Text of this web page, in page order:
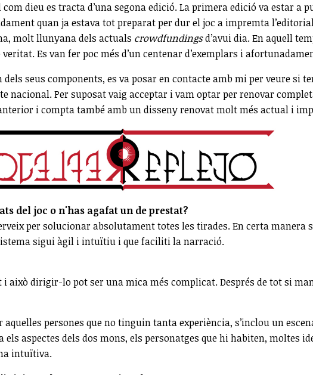
dieu es tracta d’una segona edició. La primera edició va estar a
quan ja estava tot preparat per dur el joc a impremta
molt llunyana dels actuals crowdfundingsd’avui dia. En aquell
Es van fer poc més d’un centenar d’exemplars i
dels seus components, es va posar en contacte amb mi per veure si
Per suposat vaig acceptar i vam optar per renovar
i compta també amb un disseny renovat molt més actual i
del joc o n'has agafat un de prestat?
per solucionar absolutament totes les tirades. En certa manera
sigui àgil i intuïtiu i que faciliti la narració.
això dirigir-lo pot ser una mica més complicat. Després de tot si
persones que no tinguin tanta experiència, s’inclou un
aspectes dels dos mons, els personatges que hi habiten, moltes
intuïtiva.